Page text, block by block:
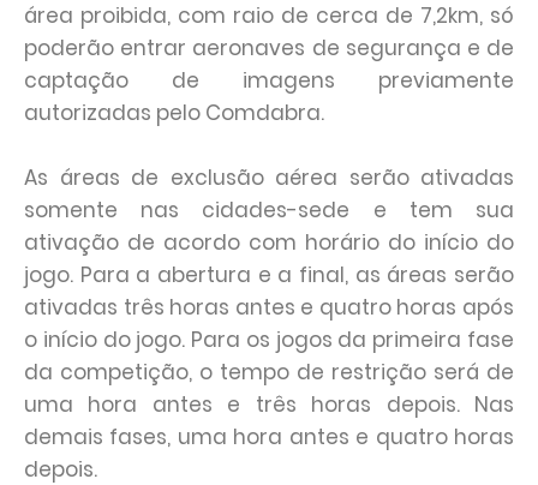
área proibida, com raio de cerca de 7,2km, só
poderão entrar aeronaves de segurança e de
captação de imagens previamente
autorizadas pelo Comdabra.
As áreas de exclusão aérea serão ativadas
somente nas cidades-sede e tem sua
ativação de acordo com horário do início do
jogo. Para a abertura e a final, as áreas serão
ativadas três horas antes e quatro horas após
o início do jogo. Para os jogos da primeira fase
da competição, o tempo de restrição será de
uma hora antes e três horas depois. Nas
demais fases, uma hora antes e quatro horas
depois.